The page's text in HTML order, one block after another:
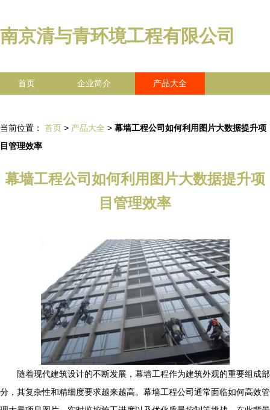
南京清与青环境工程有限公司
首页 企业简介 产品大全
当前位置： 首页 > 产品大全 > 幕墙工程公司如何利用图片大数据提升项
目管理效率
幕墙工程公司如何利用图片大数据提升项
目管理效率
随着现代建筑设计的不断发展，幕墙工程作为建筑外观的重要组成部
分，其复杂性和精细度要求越来越高。幕墙工程公司通常面临如何高效管